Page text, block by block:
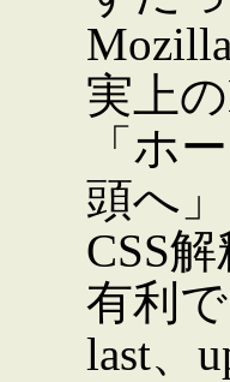
実上
「ホ
頭へ
CSS
有利
last、